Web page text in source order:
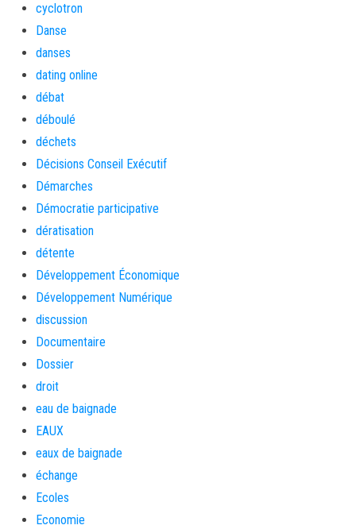
cyclotron
Danse
danses
dating online
débat
déboulé
déchets
Décisions Conseil Exécutif
Démarches
Démocratie participative
dératisation
détente
Développement Économique
Développement Numérique
discussion
Documentaire
Dossier
droit
eau de baignade
EAUX
eaux de baignade
échange
Ecoles
Economie